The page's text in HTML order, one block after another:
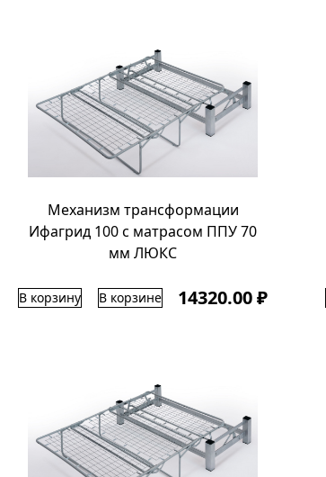
Механизм трансформации
Ифагрид 100 с матрасом ППУ 70
мм ЛЮКС
В корзину В корзине 14320.00 ₽